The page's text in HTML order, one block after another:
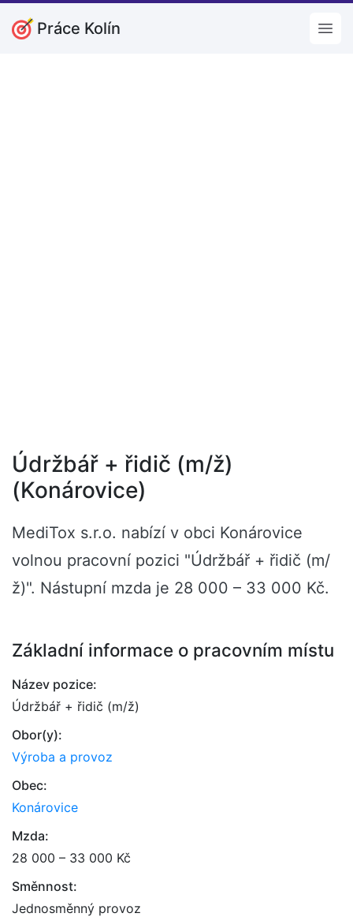
Práce Kolín
Údržbář + řidič (m/ž)
(Konárovice)
MediTox s.r.o. nabízí v obci Konárovice
volnou pracovní pozici "Údržbář + řidič (m/
ž)". Nástupní mzda je 28 000 – 33 000 Kč.
Základní informace o pracovním místu
Název pozice:
Údržbář + řidič (m/ž)
Obor(y):
Výroba a provoz
Obec:
Konárovice
Mzda:
28 000 – 33 000 Kč
Směnnost:
Jednosměnný provoz